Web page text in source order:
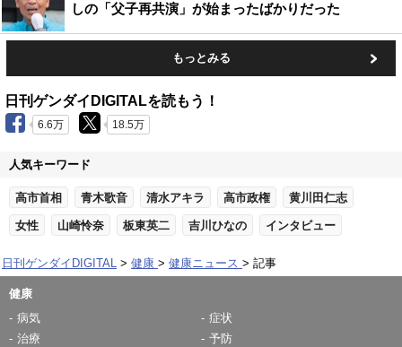
しの「父子再共演」が始まったばかりだった
もっとみる
日刊ゲンダイDIGITALを読もう！
6.6万 18.5万
人気キーワード
高市首相 青木歌音 清水アキラ 高市政権 黄川田仁志
女性 山崎怜奈 板東英二 吉川ひなの インタビュー
日刊ゲンダイDIGITAL 健康 健康ニュース 記事
健康
病気
症状
治療
予防